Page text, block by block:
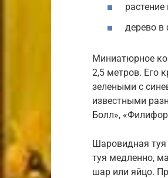
дерево в
Миниатюрное
2,5 метров. Его
зелеными с
известными
Болл»,
Шаровидная туя
туя медленно,
шар или яйцо.